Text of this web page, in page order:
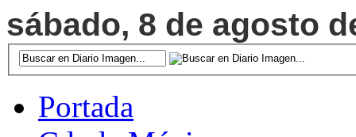
sábado, 8 de agosto
Portada